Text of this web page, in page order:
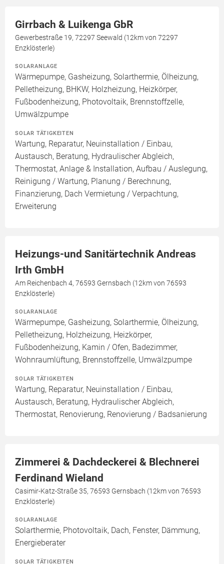
Girrbach & Luikenga GbR
Gewerbestraße 19, 72297 Seewald (12km von 72297
Enzklösterle)
SOLARANLAGE
Wärmepumpe, Gasheizung, Solarthermie, Ölheizung,
Pelletheizung, BHKW, Holzheizung, Heizkörper,
Fußbodenheizung, Photovoltaik, Brennstoffzelle,
Umwälzpumpe
SOLAR TÄTIGKEITEN
Wartung, Reparatur, Neuinstallation / Einbau,
Austausch, Beratung, Hydraulischer Abgleich,
Thermostat, Anlage & Installation, Aufbau / Auslegung,
Reinigung / Wartung, Planung / Berechnung,
Finanzierung, Dach Vermietung / Verpachtung,
Erweiterung
Heizungs-und Sanitärtechnik Andreas
Irth GmbH
Am Reichenbach 4, 76593 Gernsbach (12km von 76593
Enzklösterle)
SOLARANLAGE
Wärmepumpe, Gasheizung, Solarthermie, Ölheizung,
Pelletheizung, Holzheizung, Heizkörper,
Fußbodenheizung, Kamin / Ofen, Badezimmer,
Wohnraumlüftung, Brennstoffzelle, Umwälzpumpe
SOLAR TÄTIGKEITEN
Wartung, Reparatur, Neuinstallation / Einbau,
Austausch, Beratung, Hydraulischer Abgleich,
Thermostat, Renovierung, Renovierung / Badsanierung
Zimmerei & Dachdeckerei & Blechnerei
Ferdinand Wieland
Casimir-Katz-Straße 35, 76593 Gernsbach (12km von 76593
Enzklösterle)
SOLARANLAGE
Solarthermie, Photovoltaik, Dach, Fenster, Dämmung,
Energieberater
SOLAR TÄTIGKEITEN